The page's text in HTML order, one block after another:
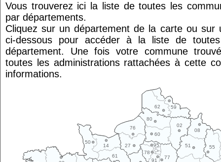
Vous trouverez ici la liste de toutes les
par départements.
Cliquez sur un département de la carte ou sur
ci-dessous pour accéder à la liste de
département. Une fois votre commune
toutes les administrations rattachées à cette
informations.
14 27
50
51 55
59
60
61
62
02
08
76
77
78
80
91
95